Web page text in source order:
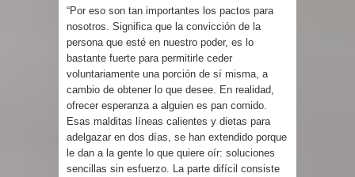
“Por eso son tan importantes los pactos para
nosotros. Significa que la convicción de la
persona que esté en nuestro poder, es lo
bastante fuerte para permitirle ceder
voluntariamente una porción de sí misma, a
cambio de obtener lo que desee. En realidad,
ofrecer esperanza a alguien es pan comido.
Esas malditas líneas calientes y dietas para
adelgazar en dos días, se han extendido porque
le dan a la gente lo que quiere oír: soluciones
sencillas sin esfuerzo. La parte difícil consiste